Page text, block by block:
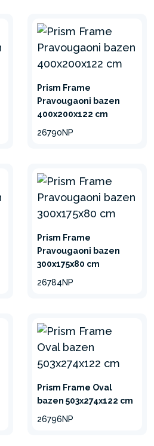
Prism Frame
Pravougaoni bazen
400x200x122 cm
26790NP
Prism Frame
Pravougaoni bazen
300x175x80 cm
26784NP
Prism Frame Oval
bazen 503x274x122 cm
26796NP